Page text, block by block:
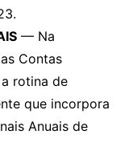
— Na
Contas
rotina de
que incorpora
Anuais de